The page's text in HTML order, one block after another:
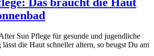
Sun Pflege für gesunde und jugendliche
die Haut schneller altern, so beugst Du am